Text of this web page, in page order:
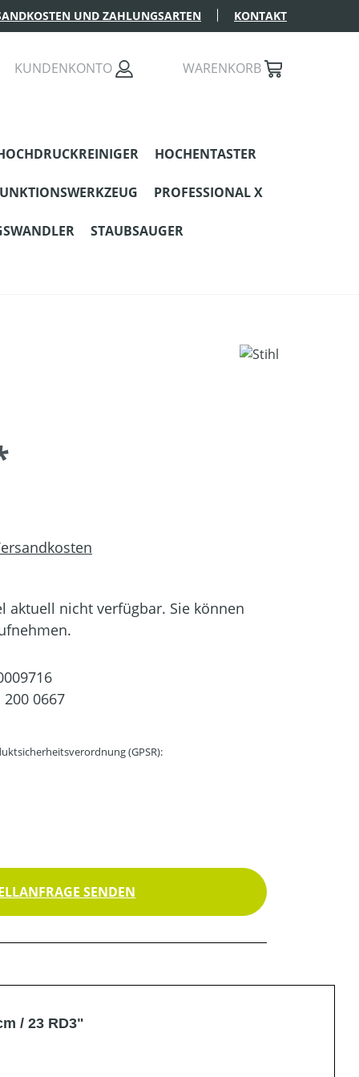
UND ZAHLUNGSARTEN KONTAKT
KUNDENKONTO WARENKORB
HOCHENTASTER
PROFESSIONAL X
STAUBSAUGER
aktuell nicht verfügbar. Sie können
200 0667
(GPSR):
SENDEN
/ 23 RD3"